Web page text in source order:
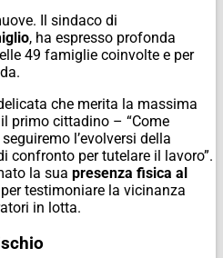
Il sindaco di
, ha espresso profonda
49 famiglie coinvolte e per
che merita la massima
primo cittadino – “Come
l’evolversi della
confronto per tutelare il lavoro”.
la sua presenza fisica al
per testimoniare la vicinanza
in lotta.